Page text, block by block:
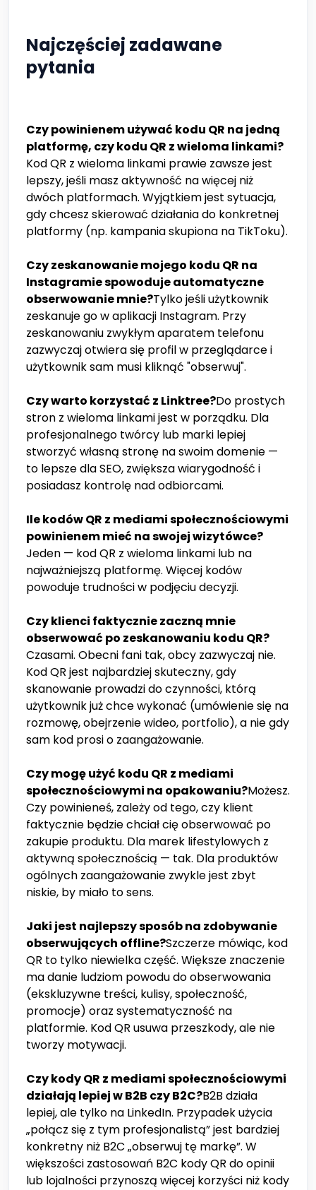
Najczęściej zadawane
pytania
Czy powinienem używać kodu QR na jedną
platformę, czy kodu QR z wieloma linkami?
Kod QR z wieloma linkami prawie zawsze jest
lepszy, jeśli masz aktywność na więcej niż
dwóch platformach. Wyjątkiem jest sytuacja,
gdy chcesz skierować działania do konkretnej
platformy (np. kampania skupiona na TikToku).
Czy zeskanowanie mojego kodu QR na
Instagramie spowoduje automatyczne
obserwowanie mnie?Tylko jeśli użytkownik
zeskanuje go w aplikacji Instagram. Przy
zeskanowaniu zwykłym aparatem telefonu
zazwyczaj otwiera się profil w przeglądarce i
użytkownik sam musi kliknąć "obserwuj".
Czy warto korzystać z Linktree?Do prostych
stron z wieloma linkami jest w porządku. Dla
profesjonalnego twórcy lub marki lepiej
stworzyć własną stronę na swoim domenie —
to lepsze dla SEO, zwiększa wiarygodność i
posiadasz kontrolę nad odbiorcami.
Ile kodów QR z mediami społecznościowymi
powinienem mieć na swojej wizytówce?
Jeden — kod QR z wieloma linkami lub na
najważniejszą platformę. Więcej kodów
powoduje trudności w podjęciu decyzji.
Czy klienci faktycznie zaczną mnie
obserwować po zeskanowaniu kodu QR?
Czasami. Obecni fani tak, obcy zazwyczaj nie.
Kod QR jest najbardziej skuteczny, gdy
skanowanie prowadzi do czynności, którą
użytkownik już chce wykonać (umówienie się na
rozmowę, obejrzenie wideo, portfolio), a nie gdy
sam kod prosi o zaangażowanie.
Czy mogę użyć kodu QR z mediami
społecznościowymi na opakowaniu?Możesz.
Czy powinieneś, zależy od tego, czy klient
faktycznie będzie chciał cię obserwować po
zakupie produktu. Dla marek lifestylowych z
aktywną społecznością — tak. Dla produktów
ogólnych zaangażowanie zwykle jest zbyt
niskie, by miało to sens.
Jaki jest najlepszy sposób na zdobywanie
obserwujących offline?Szczerze mówiąc, kod
QR to tylko niewielka część. Większe znaczenie
ma danie ludziom powodu do obserwowania
(ekskluzywne treści, kulisy, społeczność,
promocje) oraz systematyczność na
platformie. Kod QR usuwa przeszkody, ale nie
tworzy motywacji.
Czy kody QR z mediami społecznościowymi
działają lepiej w B2B czy B2C?B2B działa
lepiej, ale tylko na LinkedIn. Przypadek użycia
„połącz się z tym profesjonalistą” jest bardziej
konkretny niż B2C „obserwuj tę markę”. W
większości zastosowań B2C kody QR do opinii
lub lojalności przynoszą więcej korzyści niż kody